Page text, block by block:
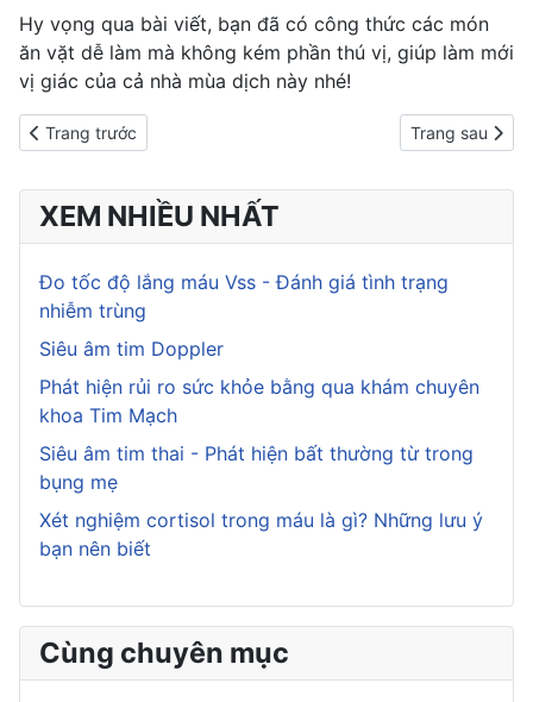
Hy vọng qua bài viết, bạn đã có công thức các món
ăn vặt dễ làm mà không kém phần thú vị, giúp làm mới
vị giác của cả nhà mùa dịch này nhé!
Previous article: Các món ăn vặt từ đậu phộng cho trẻ ngon mê
Trang trước Next article:
Trang sau
XEM NHIỀU NHẤT
Đo tốc độ lắng máu Vss - Đánh giá tình trạng
nhiễm trùng
Siêu âm tim Doppler
Phát hiện rủi ro sức khỏe bằng qua khám chuyên
khoa Tim Mạch
Siêu âm tim thai - Phát hiện bất thường từ trong
bụng mẹ
Xét nghiệm cortisol trong máu là gì? Những lưu ý
bạn nên biết
Cùng chuyên mục